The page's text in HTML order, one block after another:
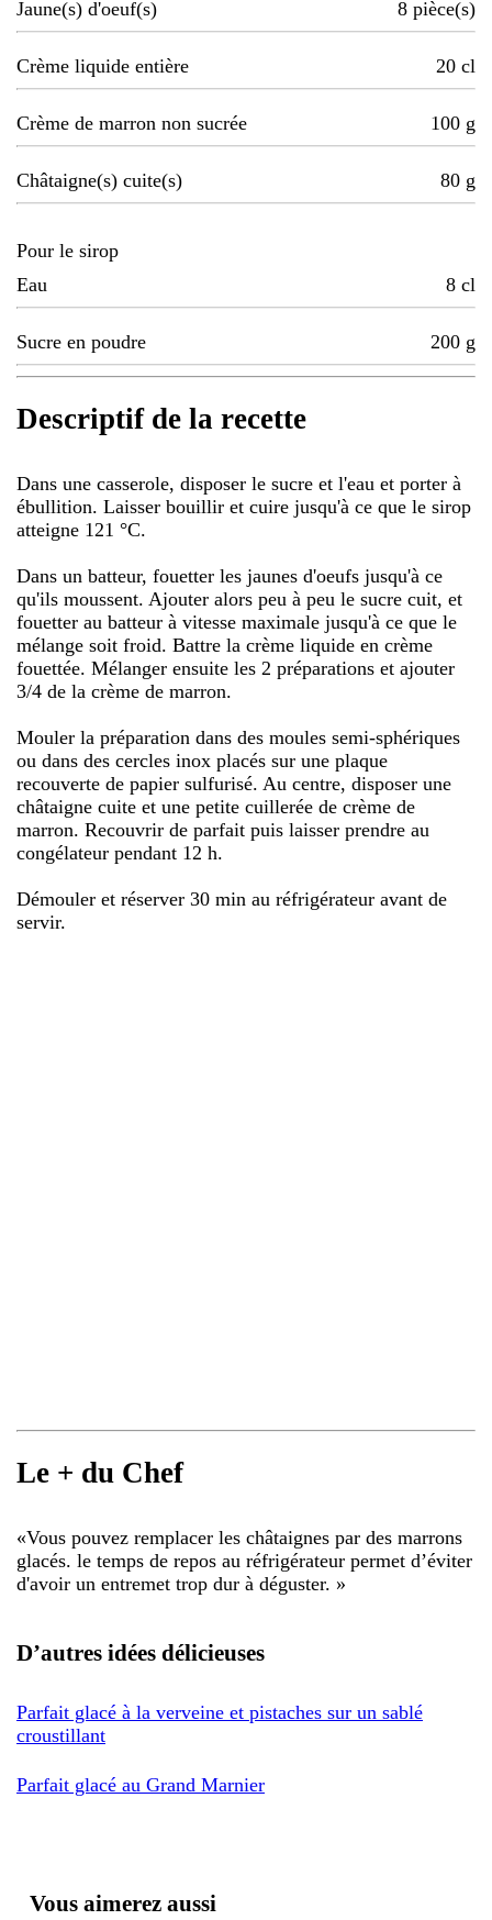
Jaune(s) d'oeuf(s) 8 pièce(s)
Crème liquide entière 20 cl
Crème de marron non sucrée 100 g
Châtaigne(s) cuite(s) 80 g
Pour le sirop
Eau
8 cl
Sucre en poudre 200 g
Descriptif de la recette
Dans une casserole, disposer le sucre et l'eau et porter à
ébullition. Laisser bouillir et cuire jusqu'à ce que le sirop
atteigne 121 °C.
Dans un batteur, fouetter les jaunes d'oeufs jusqu'à ce
qu'ils moussent. Ajouter alors peu à peu le sucre cuit, et
fouetter au batteur à vitesse maximale jusqu'à ce que le
mélange soit froid. Battre la crème liquide en crème
fouettée. Mélanger ensuite les 2 préparations et ajouter
3/4 de la crème de marron.
Mouler la préparation dans des moules semi-sphériques
ou dans des cercles inox placés sur une plaque
recouverte de papier sulfurisé. Au centre, disposer une
châtaigne cuite et une petite cuillerée de crème de
marron. Recouvrir de parfait puis laisser prendre au
congélateur pendant 12 h.
Démouler et réserver 30 min au réfrigérateur avant de
servir.
Le + du Chef
«Vous pouvez remplacer les châtaignes par des marrons
glacés. le temps de repos au réfrigérateur permet d’éviter
d'avoir un entremet trop dur à déguster. »
D’autres idées délicieuses
Parfait glacé à la verveine et pistaches sur un sablé
croustillant
Parfait glacé au Grand Marnier
Vous aimerez aussi